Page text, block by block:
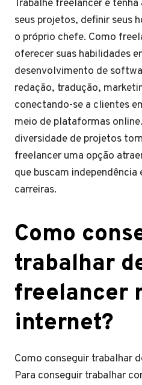
Trabalhe freelancer e
seus projetos, definir seus
o próprio chefe. Como
oferecer suas habilidades
desenvolvimento de
redação, tradução,
conectando-se a clientes
meio de plataformas
diversidade de projetos
freelancer uma opção
que buscam
carreiras.
Como
trabalhar
freelancer
internet?
Como conseguir trabalhar
Para conseguir trabalhar